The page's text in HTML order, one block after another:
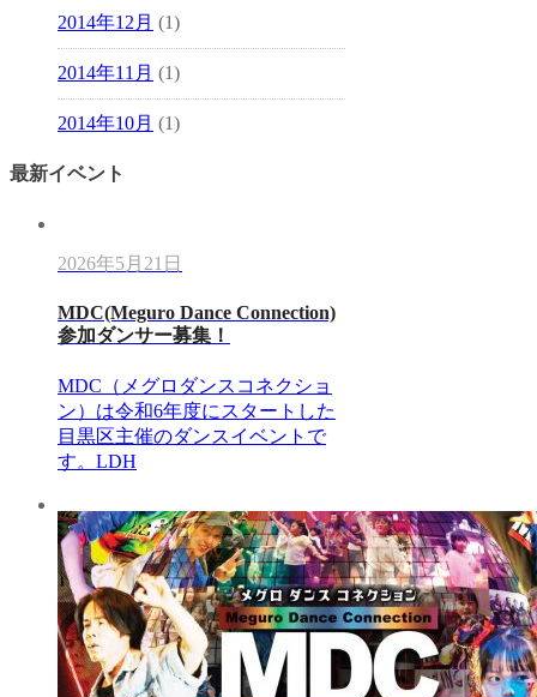
2014年12月 (1)
2014年11月 (1)
2014年10月 (1)
最新イベント
2026年5月21日
MDC(Meguro Dance Connection)
参加ダンサー募集！
MDC（メグロダンスコネクショ
ン）は令和6年度にスタートした
目黒区主催のダンスイベントで
す。LDH